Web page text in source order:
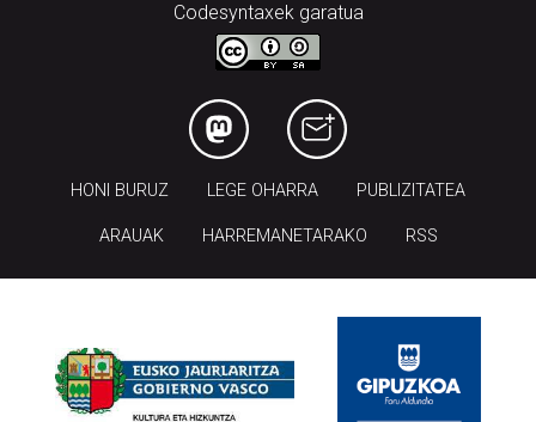
Codesyntaxek garatua
HONI BURUZ LEGE OHARRA PUBLIZITATEA
ARAUAK HARREMANETARAKO RSS